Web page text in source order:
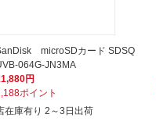
microSDカード SDSQ
064G-JN3MA
円
ポイント
在庫有り 2～3日出荷